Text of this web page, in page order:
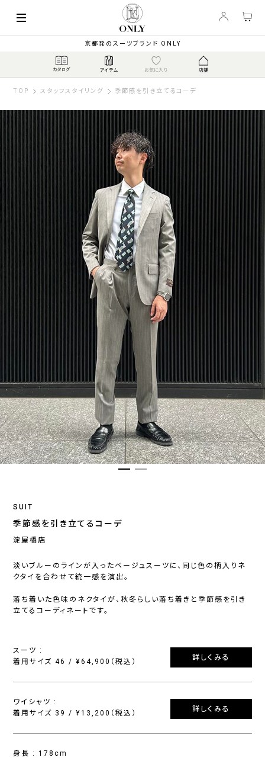
京都発のスーツブランド ONLY
TOP スタッフスタイリング 季節感を引き立てるコーデ
SUIT
季節感を引き立てるコーデ
淀屋橋店
淡いブルーのラインが入ったベージュスーツに、同じ色の柄入りネ
クタイを合わせて統一感を演出。
落ち着いた色味のネクタイが、秋冬らしい落ち着きと季節感を引き
立てるコーディネートです。
スーツ :
着用サイズ 46 / ¥64,900（税込）
詳しくみる
ワイシャツ :
着用サイズ 39 / ¥13,200（税込）
詳しくみる
身長 : 178cm